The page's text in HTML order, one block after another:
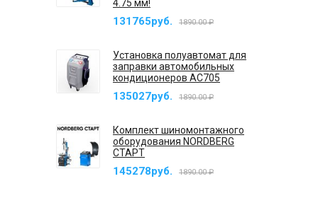
4.75 мм!
131765руб. 1890.00 ₽
Установка полуавтомат для
заправки автомобильных
кондиционеров AC705
135027руб. 1890.00 ₽
Комплект шиномонтажного
оборудования NORDBERG
СТАРТ
145278руб. 1890.00 ₽